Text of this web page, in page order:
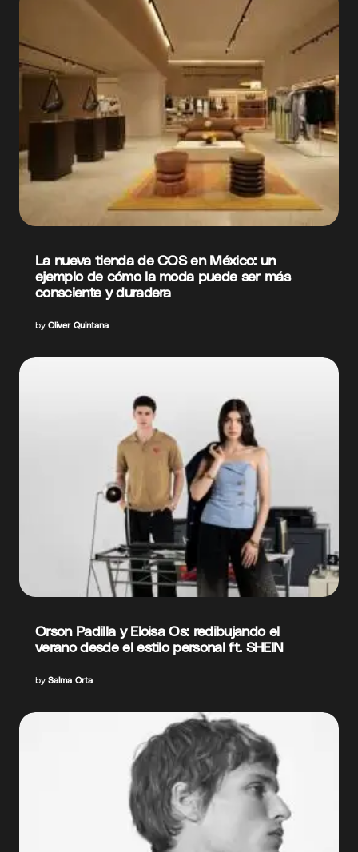
La nueva tienda de COS en México: un
ejemplo de cómo la moda puede ser más
consciente y duradera
by Oliver Quintana
Orson Padilla y Eloisa Os: redibujando el
verano desde el estilo personal ft. SHEIN
by Salma Orta